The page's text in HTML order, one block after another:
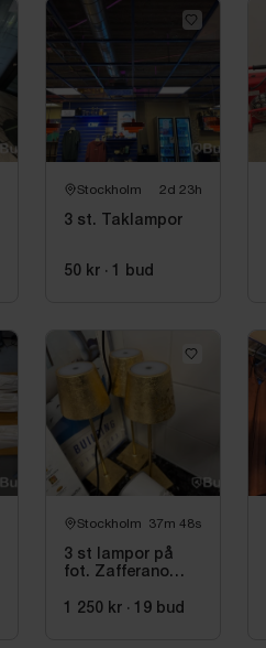
Stockholm 2d 23h
3 st. Taklampor
50 kr · 1 bud
Stockholm 37m 47s
3 st lampor på
fot. Zafferano
1 250 kr · 19 bud